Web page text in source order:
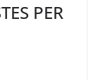
PER